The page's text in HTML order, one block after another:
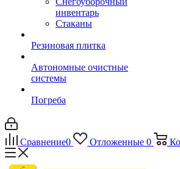
инвентарь
Стаканы
Резиновая плитка
Автономные очистные
системы
Погреба
Сравнение0 Отложенные 0